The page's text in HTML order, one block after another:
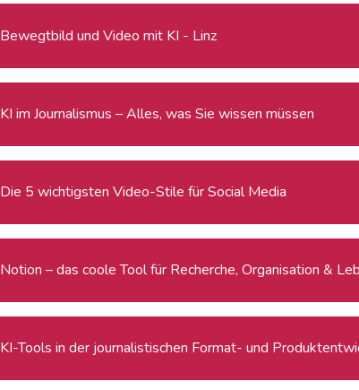
Bewegtbild und Video mit KI - Linz
KI im Journalismus – Alles, was Sie wissen müssen
Die 5 wichtigsten Video-Stile für Social Media
Notion – das coole Tool für Recherche, Organisation &
KI-Tools in der journalistischen Format- und